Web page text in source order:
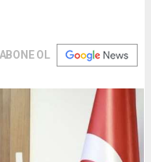
ABONE OL